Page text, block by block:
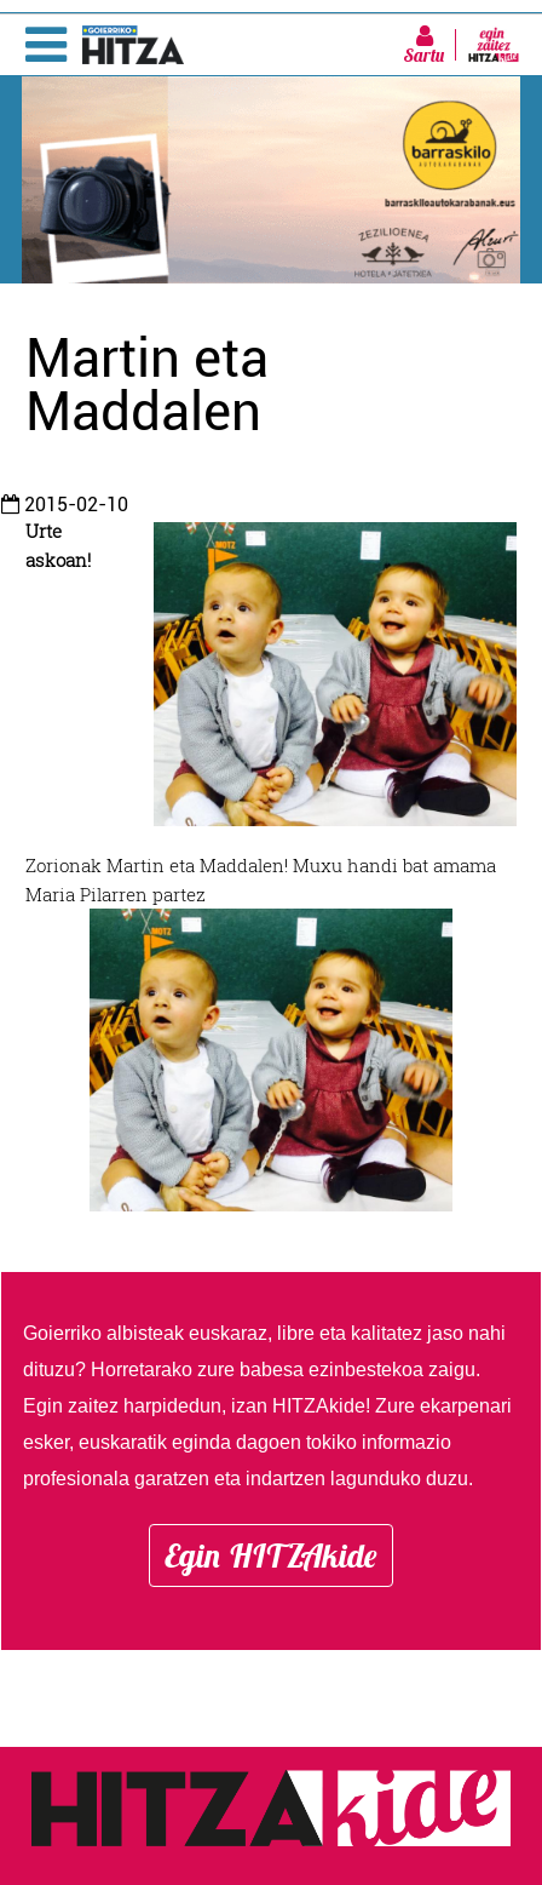
Sartu
Martin eta
Maddalen
2015-02-10
Urte
askoan!
Zorionak Martin eta Maddalen! Muxu handi bat amama
Maria Pilarren partez
Goierriko albisteak euskaraz, libre eta kalitatez jaso nahi
dituzu? Horretarako zure babesa ezinbestekoa zaigu.
Egin zaitez harpidedun, izan HITZAkide!Zure ekarpenari
esker, euskaratik eginda dagoen tokiko informazio
profesionala garatzen eta indartzen lagunduko duzu.
Egin HITZAkide